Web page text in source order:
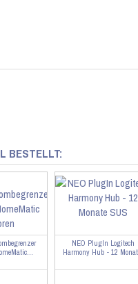
BESTELLT:
NEO PlugIn Logitech
Harmony Hub - 12